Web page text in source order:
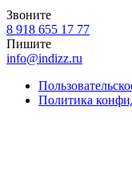
Звоните
8 918 655 17 77
Пишите
info@indizz.ru
Политика